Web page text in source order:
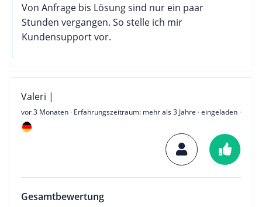
Von Anfrage bis Lösung sind nur ein paar
Stunden vergangen. So stelle ich mir
Kundensupport vor.
Valeri |
vor 3 Monaten · Erfahrungszeitraum: mehr als 3 Jahre · eingeladen ·
Gesamtbewertung